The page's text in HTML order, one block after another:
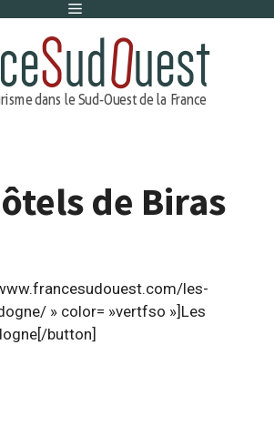
Menu
de Biras
les-
» color= »vertfso »]Les
button]